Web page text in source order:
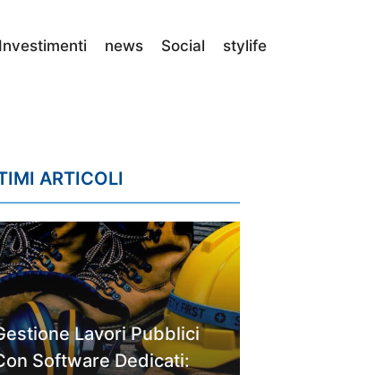
Investimenti news Social stylife
ARTICOLI
Lavori Pubblici
Software Dedicati: